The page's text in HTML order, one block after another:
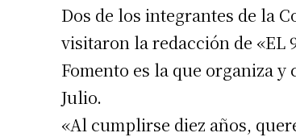
Dos de los integrantes de la
visitaron la redacción de «EL
Fomento es la que organiza
Julio.
«Al cumplirse diez años,